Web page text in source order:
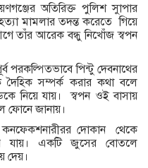
অতিরিক্ত পুলিশ সুাপার
হত্যা মামলার তদন্ত করেতে গিয়ে
তাঁর আরেক বন্ধু নিখোঁজ স্বপন
পিন্টু দেবনাথের
দৈহিক সম্পর্ক করার কথা বলে
নিয়ে যায়। স্বপন ওই বাসায়
ফোনে জানায়।
কনফেকশনারীরর দোকান থেকে
যায়। একটি জুসের বোতলে
দেয়।